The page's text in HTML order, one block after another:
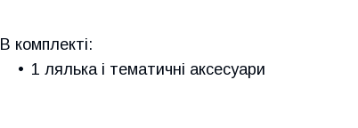
В комплекті:
1 лялька і тематичні аксесуари